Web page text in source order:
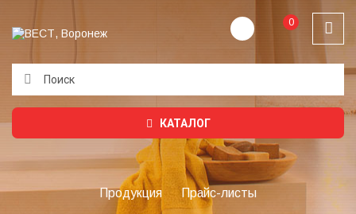
0
КАТАЛОГ
Продукция Прайс-листы